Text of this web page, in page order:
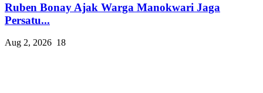
Ruben Bonay Ajak Warga Manokwari Jaga
Persatu...
Aug 2, 2026 18